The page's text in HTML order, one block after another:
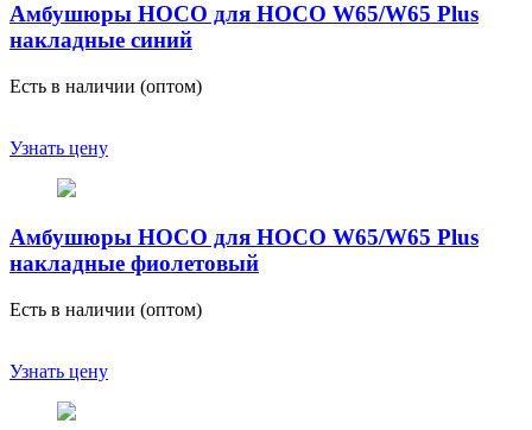
Амбушюры HOCO для HOCO W65/W65 Plus
накладные синий
Есть в наличии (оптом)
Узнать цену
Амбушюры HOCO для HOCO W65/W65 Plus
накладные фиолетовый
Есть в наличии (оптом)
Узнать цену